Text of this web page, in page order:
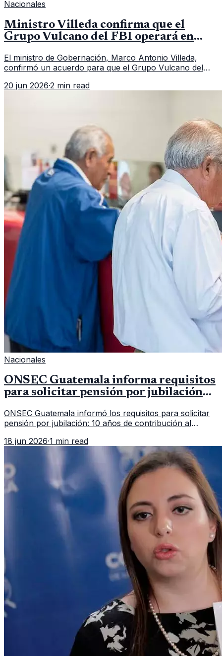
Nacionales
Ministro Villeda confirma que el
Grupo Vulcano del FBI operará en
El ministro de Gobernación, Marco Antonio Villeda,
confirmó un acuerdo para que el Grupo Vulcano del
fallido con la administración anterior del Ministerio
20 jun 2026·2 min read
Nacionales
ONSEC Guatemala informa requisitos
para solicitar pensión por jubilación
ONSEC Guatemala informó los requisitos para solicitar
pensión por jubilación: 10 años de contribución al
importar edad.
18 jun 2026·1 min read